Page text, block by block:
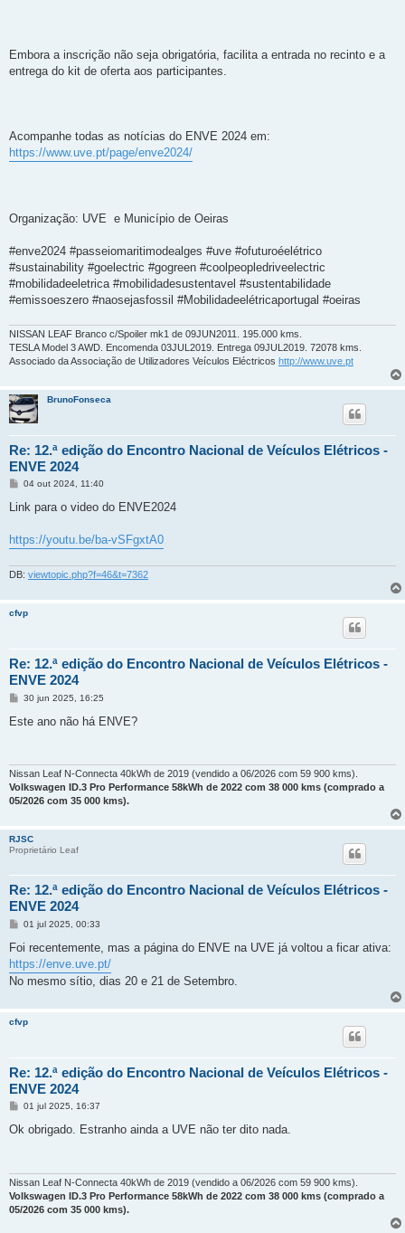
Embora a inscrição não seja obrigatória, facilita a entrada no recinto e a
entrega do kit de oferta aos participantes.
Acompanhe todas as notícias do ENVE 2024 em:
https://www.uve.pt/page/enve2024/
Organização: UVE e Município de Oeiras
#enve2024 #passeiomaritimodealges #uve #ofuturoéelétrico
#sustainability #goelectric #gogreen #coolpeopledriveelectric
#mobilidadeeletrica #mobilidadesustentavel #sustentabilidade
#emissoeszero #naosejasfossil #Mobilidadeelétricaportugal #oeiras
NISSAN LEAF Branco c/Spoiler mk1 de 09JUN2011. 195.000 kms.
TESLA Model 3 AWD. Encomenda 03JUL2019. Entrega 09JUL2019. 72078 kms.
Associado da Associação de Utilizadores Veículos Eléctricos http://www.uve.pt
BrunoFonseca
Re: 12.ª edição do Encontro Nacional de Veículos Elétricos -
ENVE 2024
M
n
g
e
04 out 2024, 11:40
Link para o video do ENVE2024
https://youtu.be/ba-vSFgxtA0
DB: viewtopic.php?f=46&t=7362
cfvp
Re: 12.ª edição do Encontro Nacional de Veículos Elétricos -
ENVE 2024
M
n
m
30 jun 2025, 16:25
Este ano não há ENVE?
Nissan Leaf N-Connecta 40kWh de 2019 (vendido a 06/2026 com 59 900 kms).
Volkswagen ID.3 Pro Performance 58kWh de 2022 com 38 000 kms (comprado a
05/2026 com 35 000 kms).
RJSC
Proprietário Leaf
Re: 12.ª edição do Encontro Nacional de Veículos Elétricos -
ENVE 2024
M
n
a
g
e
01 jul 2025, 00:33
Foi recentemente, mas a página do ENVE na UVE já voltou a ficar ativa:
https://enve.uve.pt/
No mesmo sítio, dias 20 e 21 de Setembro.
cfvp
Re: 12.ª edição do Encontro Nacional de Veículos Elétricos -
ENVE 2024
M
n
m
01 jul 2025, 16:37
Ok obrigado. Estranho ainda a UVE não ter dito nada.
Nissan Leaf N-Connecta 40kWh de 2019 (vendido a 06/2026 com 59 900 kms).
Volkswagen ID.3 Pro Performance 58kWh de 2022 com 38 000 kms (comprado a
05/2026 com 35 000 kms).